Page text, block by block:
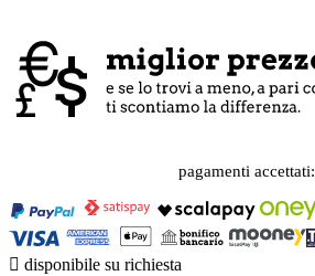
pagamenti accettati:
 disponibile su richiesta